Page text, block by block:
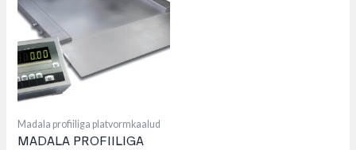
Madala profiiliga platvormkaalud
MADALA PROFIILIGA
multiple
variants.
options
may
product
page